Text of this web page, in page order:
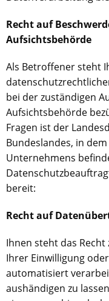
Recht auf
Aufsichtsbehörde
Als Betroffener steht
bei der zuständigen
Aufsichtsbehörde
Fragen ist der
Bundeslandes, in
Unternehmens
bereit:
Recht auf
Ihnen steht das
Ihrer Einwilligung
automatisiert
aushändigen zu